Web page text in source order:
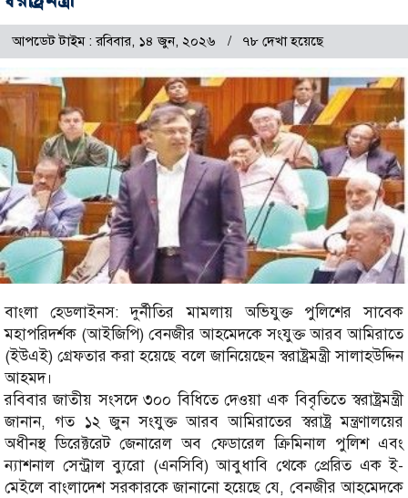
আপডেট টাইম : রবিবার, ১৪ জুন, ২০২৬ ৭৮ দেখা হয়েছে
বাংলা হেডলাইনস: দুর্নীতির মামলায় অভিযুক্ত পুলিশের সাবেক
মহাপরিদর্শক (আইজিপি) বেনজীর আহমেদকে সংযুক্ত আরব আমিরাতে
(ইউএই) গ্রেফতার করা হয়েছে বলে জানিয়েছেন স্বরাষ্ট্রমন্ত্রী সালাহউদ্দিন
আহমদ।
রবিবার জাতীয় সংসদে ৩০০ বিধিতে দেওয়া এক বিবৃতিতে স্বরাষ্ট্রমন্ত্রী
জানান, গত ১২ জুন সংযুক্ত আরব আমিরাতের স্বরাষ্ট্র মন্ত্রণালয়ের
অধীনস্থ ডিরেক্টরেট জেনারেল অব ফেডারেল ক্রিমিনাল পুলিশ এবং
ন্যাশনাল সেন্ট্রাল ব্যুরো (এনসিবি) আবুধাবি থেকে প্রেরিত এক ই-
মেইলে বাংলাদেশ সরকারকে জানানো হয়েছে যে, বেনজীর আহমেদকে